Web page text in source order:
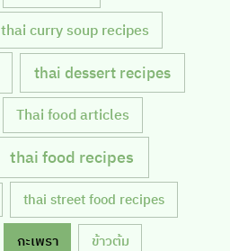
thai curry soup recipes
thai dessert recipes
Thai food articles
thai food recipes
thai street food recipes
กะเพรา ข้าวต้ม